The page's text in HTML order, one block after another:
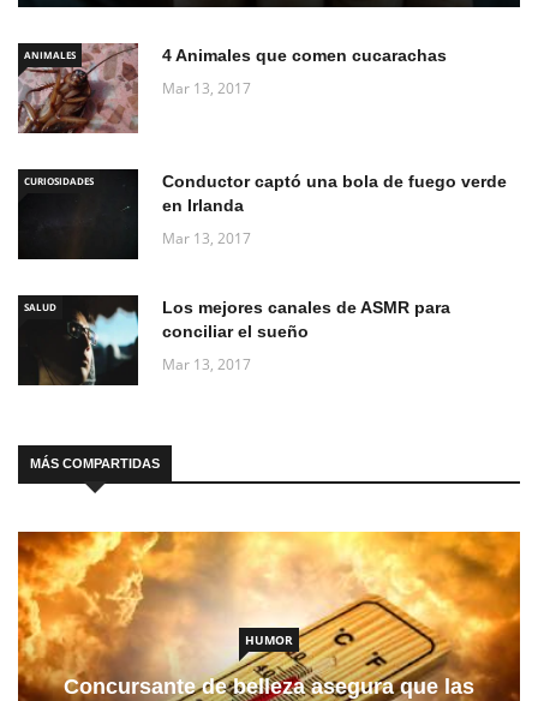
ANIMALES 4 Animales que comen cucarachas
Mar 13, 2017
CURIOSIDADES
Conductor captó una bola de fuego verde
en Irlanda
Mar 13, 2017
SALUD
Los mejores canales de ASMR para
conciliar el sueño
Mar 13, 2017
MÁS COMPARTIDAS
HUMOR
Concursante de belleza asegura que las